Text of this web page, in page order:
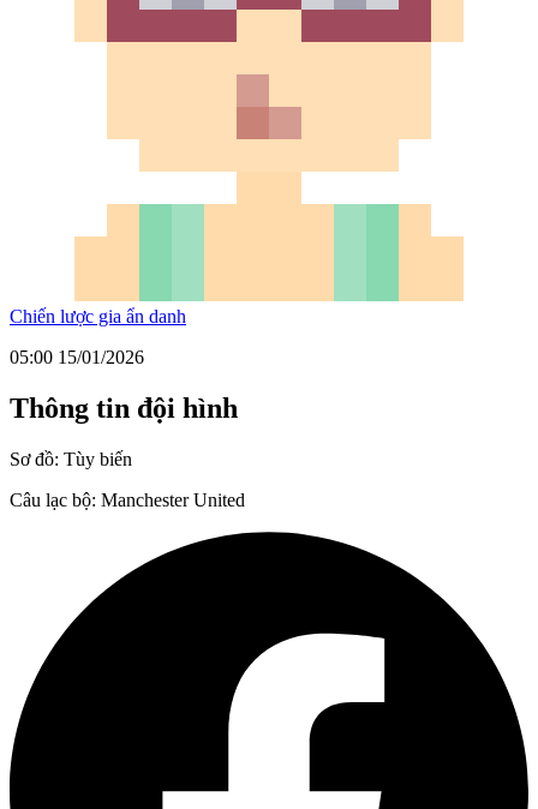
Chiến lược gia ẩn danh
05:00 15/01/2026
Thông tin đội hình
Sơ đồ: Tùy biến
Câu lạc bộ: Manchester United